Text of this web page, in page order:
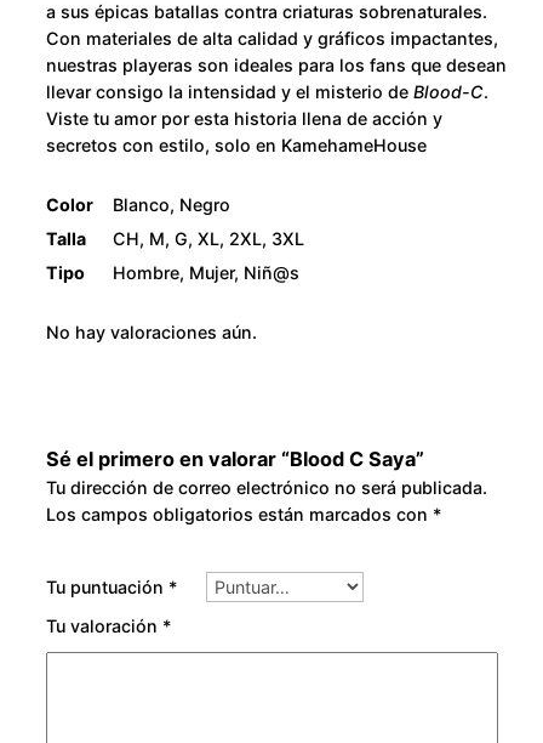
a sus épicas batallas contra criaturas sobrenaturales.
Con materiales de alta calidad y gráficos impactantes,
nuestras playeras son ideales para los fans que desean
llevar consigo la intensidad y el misterio deBlood-C.
Viste tu amor por esta historia llena de acción y
secretos con estilo, solo en KamehameHouse
Color
Blanco, Negro
Talla
CH, M, G, XL, 2XL, 3XL
Tipo
Hombre, Mujer, Niñ@s
No hay valoraciones aún.
Sé el primero en valorar “Blood C Saya”
Tu dirección de correo electrónico no será publicada.
Los campos obligatorios están marcados con *
Tu puntuación *
Tu valoración *